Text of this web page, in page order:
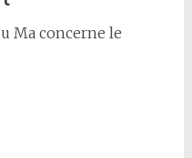
Ma concerne le